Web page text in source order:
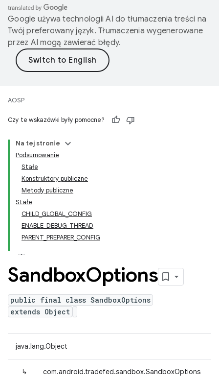
Google używa technologii AI do tłumaczenia treści na
Twój preferowany język. Tłumaczenia wygenerowane
przez AI mogą zawierać błędy.
AOSP
Czy te wskazówki były pomocne?
Na tej stronie
Podsumowanie
Stałe
Konstruktory publiczne
Metody publiczne
Stałe
CHILD_GLOBAL_CONFIG
ENABLE_DEBUG_THREAD
PARENT_PREPARER_CONFIG
SandboxOptions
public final class SandboxOptions
extends Object
java.lang.Object
↳ com.android.tradefed.sandbox.SandboxOptions